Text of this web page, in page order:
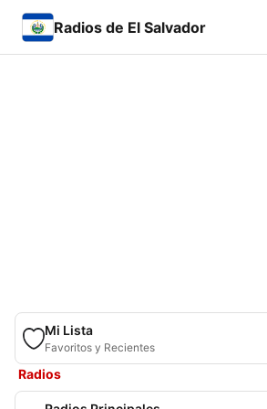
Radios de El Salvador
Mi Lista
Favoritos y Recientes
Radios